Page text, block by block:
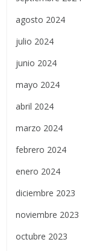
agosto 2024
julio 2024
junio 2024
mayo 2024
abril 2024
marzo 2024
febrero 2024
enero 2024
diciembre 2023
noviembre 2023
octubre 2023